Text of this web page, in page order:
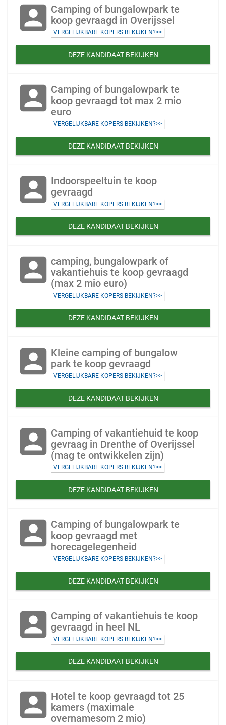
account_box Camping of bungalowpark te
koop gevraagd in Overijssel
VERGELIJKBARE KOPERS BEKIJKEN?>>
DEZE KANDIDAAT BEKIJKEN
account_box Camping of bungalowpark te
koop gevraagd tot max 2 mio
euro
VERGELIJKBARE KOPERS BEKIJKEN?>>
DEZE KANDIDAAT BEKIJKEN
account_box Indoorspeeltuin te koop
gevraagd
VERGELIJKBARE KOPERS BEKIJKEN?>>
DEZE KANDIDAAT BEKIJKEN
account_box camping, bungalowpark of
vakantiehuis te koop gevraagd
(max 2 mio euro)
VERGELIJKBARE KOPERS BEKIJKEN?>>
DEZE KANDIDAAT BEKIJKEN
account_box Kleine camping of bungalow
park te koop gevraagd
VERGELIJKBARE KOPERS BEKIJKEN?>>
DEZE KANDIDAAT BEKIJKEN
account_box Camping of vakantiehuid te koop
gevraag in Drenthe of Overijssel
(mag te ontwikkelen zijn)
VERGELIJKBARE KOPERS BEKIJKEN?>>
DEZE KANDIDAAT BEKIJKEN
account_box Camping of bungalowpark te
koop gevraagd met
horecagelegenheid
VERGELIJKBARE KOPERS BEKIJKEN?>>
DEZE KANDIDAAT BEKIJKEN
account_box Camping of vakantiehuis te koop
gevraagd in heel NL
VERGELIJKBARE KOPERS BEKIJKEN?>>
DEZE KANDIDAAT BEKIJKEN
account_box Hotel te koop gevraagd tot 25
kamers (maximale
overnamesom 2 mio)